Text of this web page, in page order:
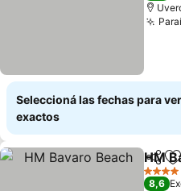
Seleccioná las fechas para
exactos
HM
4
8,6